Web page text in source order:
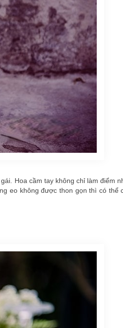
Hoa cầm tay không chỉ làm điểm
eo không được thon gọn thì có thể